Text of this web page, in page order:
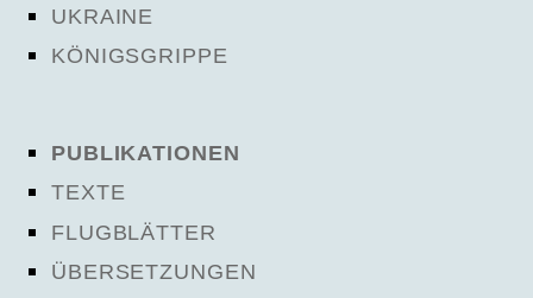
UKRAINE
KÖNIGSGRIPPE
PUBLIKATIONEN
TEXTE
FLUGBLÄTTER
ÜBERSETZUNGEN